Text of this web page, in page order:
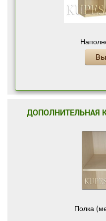
ДОПОЛНИТЕЛЬНАЯ
Полка